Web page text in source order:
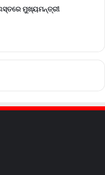
ମୁଖ୍ୟମନ୍ତ୍ରୀ